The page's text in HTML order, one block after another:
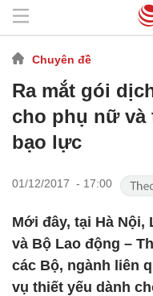
Chuyên đề
Ra mắt gói
cho phụ nữ và
bạo lực
01/12/2017 - 17:00
Mới đây, tại Hà Nội,
và Bộ Lao động –
các Bộ, ngành liên
vụ thiết yếu dành